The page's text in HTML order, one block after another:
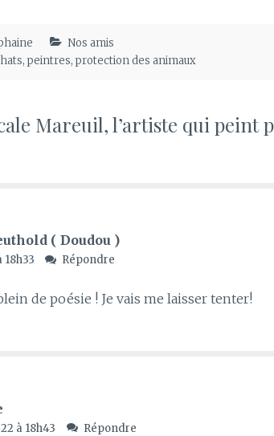
Nos amis
, peintres, protection des animaux
Mareuil, l’artiste qui peint
( Doudou )
Répondre
de poésie ! Je vais me laisser tenter!
à 18h43 Répondre